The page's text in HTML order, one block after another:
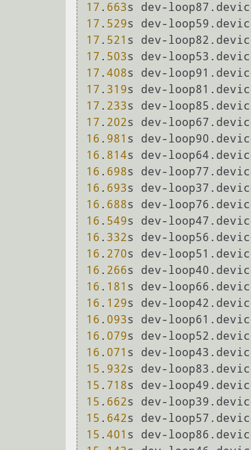
17 . 663
17 . 529
17 . 521
17 . 503
17 . 408
17 . 319
17 . 233
17 . 202
16 . 981
16 . 814
16 . 698
16 . 693
16 . 688
16 . 549
16 . 332
16 . 270
16 . 266
16 . 181
16 . 129
16 . 093
16 . 079
16 . 071
15 . 932
15 . 718
15 . 662
15 . 642
15 . 401